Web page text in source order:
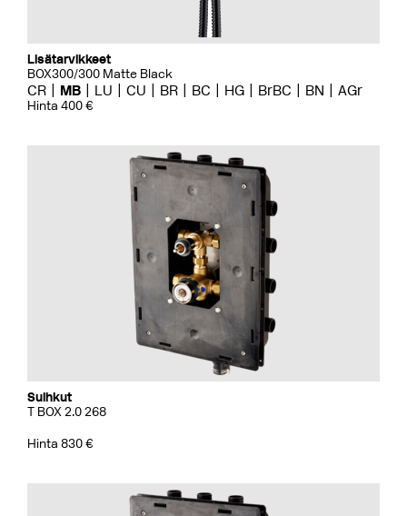
Lisätarvikkeet
BOX300/300 Matte Black
CR MB LU CU BR BC HG BrBC BN AGr
Hinta 400 €
Suihkut
T BOX 2.0 268
Hinta 830 €